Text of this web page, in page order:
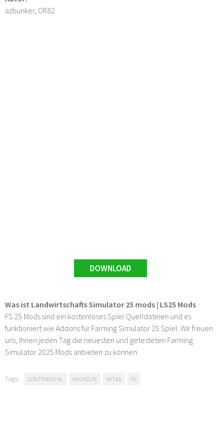
azbunker, CR82
DOWNLOAD
Was ist Landwirtschafts Simulator 25 mods | LS25 Mods
FS 25 Mods sind ein kostenloses Spiel Quelldateien und es
funktioniert wie Addons für Farming Simulator 25 Spiel. Wir freuen
uns, Ihnen jeden Tag die neuesten und getesteten Farming
Simulator 2025 Mods anbieten zu können.
Tags: CONTINENTAL MICHELIN MITAS PS